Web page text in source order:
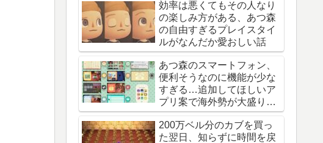
効率は悪くてもその人なり
の楽しみ方がある、あつ森
の自由すぎるプレイスタイ
ルがなんだか愛おしい話
あつ森のスマートフォン、
便利そうなのに機能が少な
すぎる…追加してほしいア
プリ案で海外勢が大盛り上
がり
200万ベル分のカブを買っ
た翌日、知らずに時間を戻